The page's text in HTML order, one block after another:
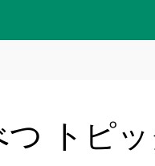
トピッ